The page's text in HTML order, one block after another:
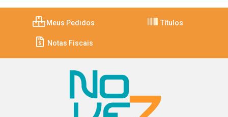
Meus Pedidos Títulos
Notas Fiscais